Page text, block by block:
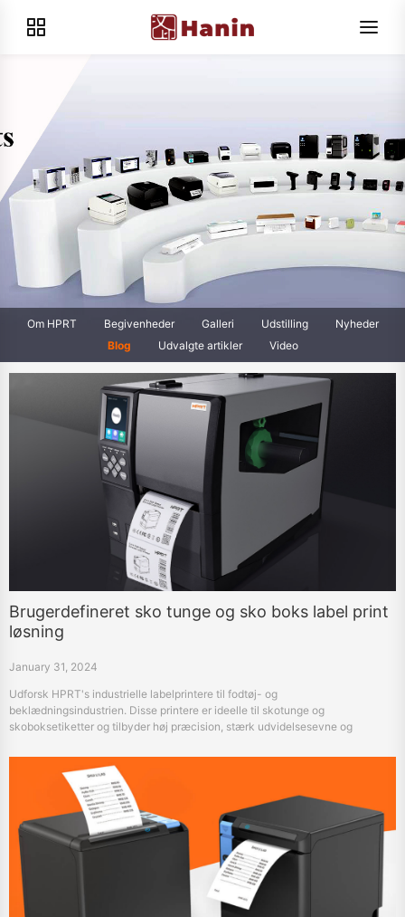
Om HPRT Begivenheder Galleri Udstilling
Nyheder
Blog
Udvalgte artikler Video
Brugerdefineret sko tunge og sko boks label print
løsning
January 31, 2024
Udforsk HPRT's industrielle labelprintere til fodtøj- og
beklædningsindustrien. Disse printere er ideelle til skotunge og
skoboksetiketter og tilbyder høj præcision, stærk udvidelsesevne og